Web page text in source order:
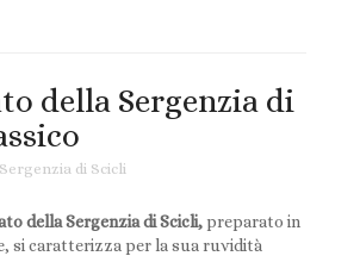
della Sergenzia di
di Scicli
della Sergenzia di Scicli, preparato in
si caratterizza per la sua ruvidità